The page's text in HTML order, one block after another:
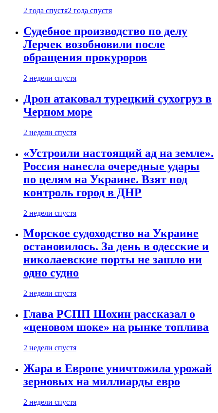
2 года спустя2 года спустя
Судебное производство по делу
Лерчек возобновили после
обращения прокуроров
2 недели спустя
Дрон атаковал турецкий сухогруз в
Черном море
2 недели спустя
«Устроили настоящий ад на земле».
Россия нанесла очередные удары
по целям на Украине. Взят под
контроль город в ДНР
2 недели спустя
Морское судоходство на Украине
остановилось. За день в одесские и
николаевские порты не зашло ни
одно судно
2 недели спустя
Глава РСПП Шохин рассказал о
«ценовом шоке» на рынке топлива
2 недели спустя
Жара в Европе уничтожила урожай
зерновых на миллиарды евро
2 недели спустя